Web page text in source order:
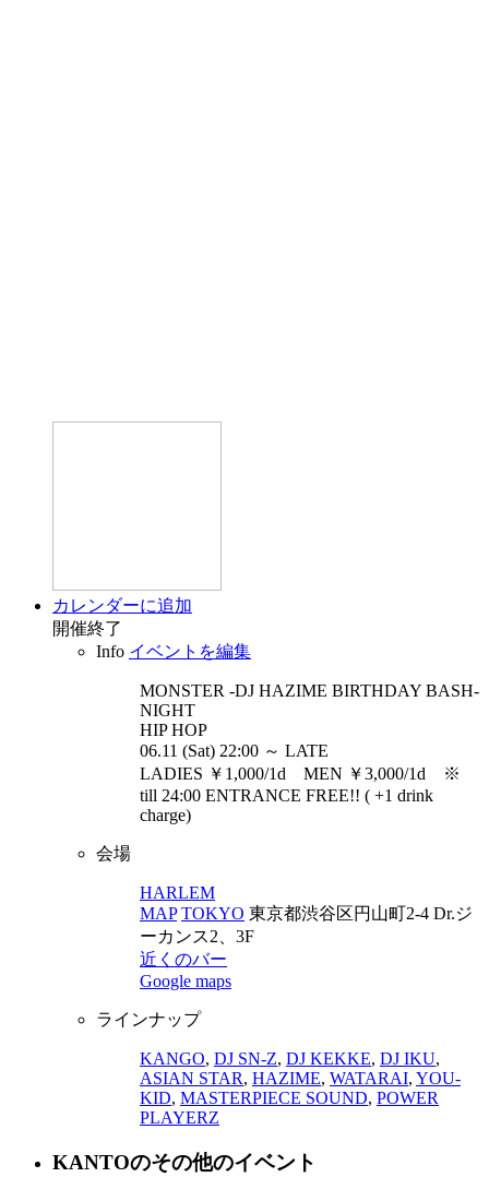
カレンダーに追加
開催終了
Info イベントを編集
MONSTER -DJ HAZIME BIRTHDAY BASH-
NIGHT
HIP HOP
06.11 (Sat) 22:00 ～ LATE
LADIES ￥1,000/1d MEN ￥3,000/1d ※
till 24:00 ENTRANCE FREE!! ( +1 drink
charge)
会場
HARLEM
MAP TOKYO 東京都渋谷区円山町2-4 Dr.ジ
ーカンス2、3F
近くのバー
Google maps
ラインナップ
KANGO, DJ SN-Z, DJ KEKKE, DJ IKU,
ASIAN STAR, HAZIME, WATARAI, YOU-
KID, MASTERPIECE SOUND, POWER
PLAYERZ
KANTOのその他のイベント